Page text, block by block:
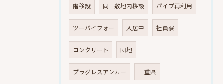
階移設 同一敷地内移設 パイプ再利用
ツーバイフォー 入居中 社員寮
コンクリート 団地
プラグレスアンカー 三重県